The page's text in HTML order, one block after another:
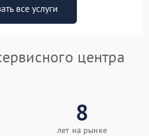
все услуги
центра
8
лет на рынке